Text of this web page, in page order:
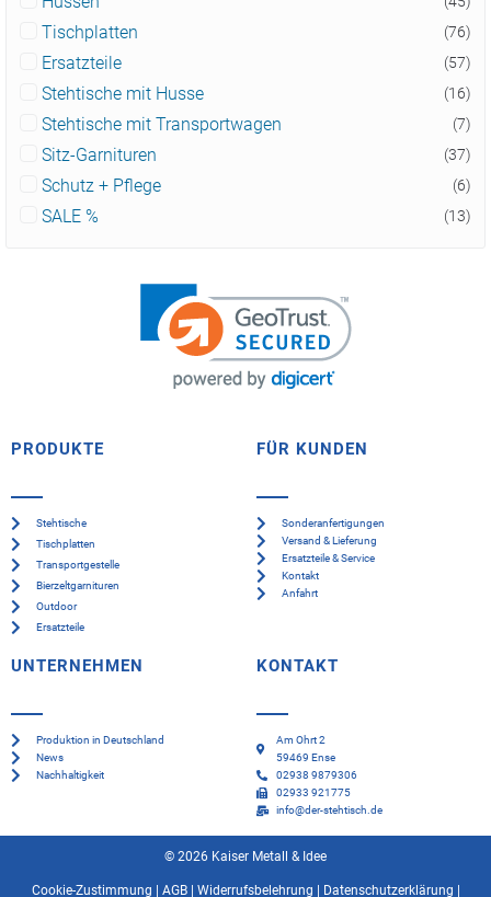
Tischplatten (76)
Ersatzteile (57)
Stehtische mit Husse (16)
Stehtische mit Transportwagen (7)
Sitz-Garnituren (37)
Schutz + Pflege (6)
SALE % (13)
PRODUKTE
Stehtische
Tischplatten
Transportgestelle
Bierzeltgarnituren
Outdoor
Ersatzteile
FÜR KUNDEN
Sonderanfertigungen
Versand & Lieferung
Ersatzteile & Service
Kontakt
Anfahrt
UNTERNEHMEN
Produktion in Deutschland
News
Nachhaltigkeit
KONTAKT
Am Ohrt 2
59469 Ense
02938 9879306
02933 921775
info@der-stehtisch.de
© 2026 Kaiser Metall & Idee
Cookie-Zustimmung AGB| Widerrufsbelehrung Datenschutzerklärung